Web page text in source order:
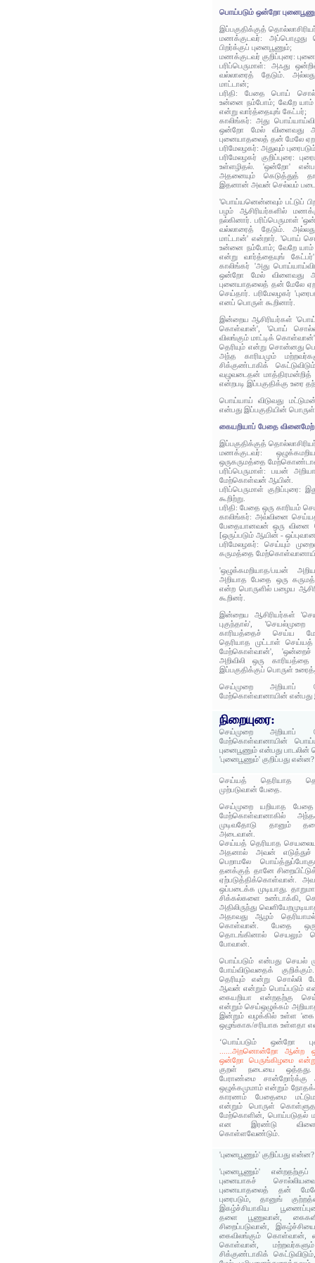
பொய்படும் ஒன்றோ
இப்பகுதிக்குத்
மணக்குடவர்: அப்பொழுது
பிறர்க்குப் புனைபூணும்;
மணக்குடவர் குறிப்புரை:
பரிப்பெருமாள்: அஃது
வல்லாரைத் தேடும்.
மாட்டான்;
பரிதி: பேதை பொய்
உன்னை நம்போம்; வேறே
என்று வார்த்தையுங் கேட்பர்;
காலிங்கர்: அது
ஒன்றோ மேல் விளைவது
புனையாதலைத் தன் மேலே
பரிமேலழகர்: அதுவும்
பரிமேலழகர் குறிப்புரை:
உள்ளழிதல். 'ஒன்றோ'
அதனையும் கெடுத்துத்
இதனான் அவன் செல்வம்
'பொய்யனென்னவும் பட்டுப்
பழம் ஆசிரியர்களில்
நல்கினார். பரிப்பெருமாள்
வல்லாரைத் தேடும்.
மாட்டான்' என்றார். 'பொய்
உன்னை நம்போம்; வேறே
என்று வார்த்தையுங்
காலிங்கர் 'அது
ஒன்றோ மேல் விளைவது
புனையாதலைத் தன் மேலே
செய்தார். பரிமேலழகர்
எனப் பொருள் கூறினார்.
இன்றைய ஆசிரியர்கள்
கொள்வான்', 'பொய்
விலங்கும் மாட்டிக்
தெரியும் என்று சொன்னது
அந்த காரியமும்
சிக்குண்டாகிக்
வழுவடைதன் மாத்திரமன்றித்
என்றபடி இப்பகுதிக்கு உரை
பொய்யாய் விடுவது
என்பது இப்பகுதியின்
கையறியாப் பேதை
இப்பகுதிக்குத்
மணக்குடவர்:
ஒருகருமத்தை
பரிப்பெருமாள்: பயன்
மேற்கொள்வன் ஆயின்.
பரிப்பெருமாள்
கூறிற்று.
பரிதி: பேதை ஒரு காரியம்
காலிங்கர்: அவ்வினை
பேதையானவன் ஒரு வினை
[ஒருப்படும் ஆயின் -
பரிமேலழகர்: செய்யும்
கருமத்தை
'ஒழுக்கமறியாத/பயன்
அறியாத பேதை ஒரு
என்ற பொருளில் பழைய
கூறினர்.
இன்றைய ஆசிரியர்கள்
புகுந்தால்',
காரியத்தைச் செய்ய
தெரியாத முட்டாள்
மேற்கொள்வான்', 'ஒன்றைச்
அறிவிலி ஒரு
இப்பகுதிக்குப் பொருள்
செய்முறை அறியாப்
மேற்கொள்வானாயின் என்பது
நிறையுரை:
செய்முறை அறியாப்
மேற்கொள்வானாயின்
புனைபூணும் என்பது பாடலின்
'புனைபூணும்' குறிப்பது என்ன?
செய்யத் தெரியாத
முற்படுவான் பேதை.
செய்முறை யறியாத
மேற்கொள்வானாகில்
முடிவதோடு தானும்
அடைவான்.
செய்யத் தெரியாத
அதனால் அவன் எடுத்துச்
பெறாமலே
தனக்குத் தானே
ஏற்படுத்திக்கொள்வான்.
ஒப்படைக்க முடியாது.
சிக்கல்களை உண்டாக்கி,
அதிலிருந்து
அதாவது ஆழம்
கொள்வான். பேதை
தொடங்கினால் செயலும்
போவான்.
பொய்படும் என்பது செயல்
போய்விடுவதைக்
தெரியும் என்று
ஆவன் என்றும் பொய்படும்
கையறியா என்றதற்கு
என்றும் செய்ஒழுக்கம்
இன்றும் வழக்கில் உள்ள 'கை
ஒழுங்காக/சரியாக உள்ளதா
‘பொய்படும் ஒன்றோ
......அறனொன்றோ ஆன்ற
ஒன்றோ பெருங்கிழமை
குறள் நடையை
பேராண்மை
ஒழுக்கமுமாம் என்றும்
காரணம் பேதைமை
என்றும் பொருள்
மேற்கொளின், பொய்படுதல்
என இரண்டு
கொள்ளவேண்டும்.
'புனைபூணும்' குறிப்பது என்ன?
'புனைபூணும்' என்றதற்குப்
புனையாகச்
புனையாதலைத் தன்
புரைபடும், தானுங்
இகழ்ச்சியாகிய
தளை பூணுவான்,
சிறைப்படுவான்,
கைவிலங்கும் கொள்வான்,
கொள்வான்,
சிக்குண்டாகிக்